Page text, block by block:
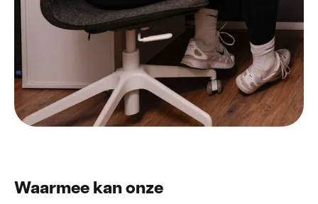
Waarmee kan onze